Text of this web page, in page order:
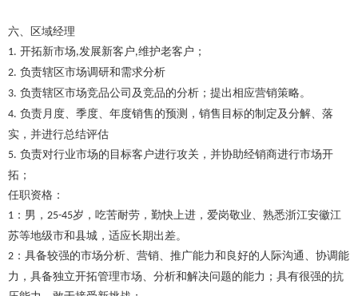
六、区域经理
1. 开拓新市场,发展新客户,维护老客户；
2. 负责辖区市场调研和需求分析
3. 负责辖区市场竞品公司及竞品的分析；提出相应营销策略。
4. 负责月度、季度、年度销售的预测，销售目标的制定及分解、落
实，并进行总结评估
5. 负责对行业市场的目标客户进行攻关，并协助经销商进行市场开
拓；
任职资格：
1 ：男， 25-45岁，吃苦耐劳，勤快上进，爱岗敬业、熟悉浙江安徽江
苏等地级市和县城，适应长期出差。
2 ：具备较强的市场分析、营销、推广能力和良好的人际沟通、协调能
力，具备独立开拓管理市场、分析和解决问题的能力；具有很强的抗